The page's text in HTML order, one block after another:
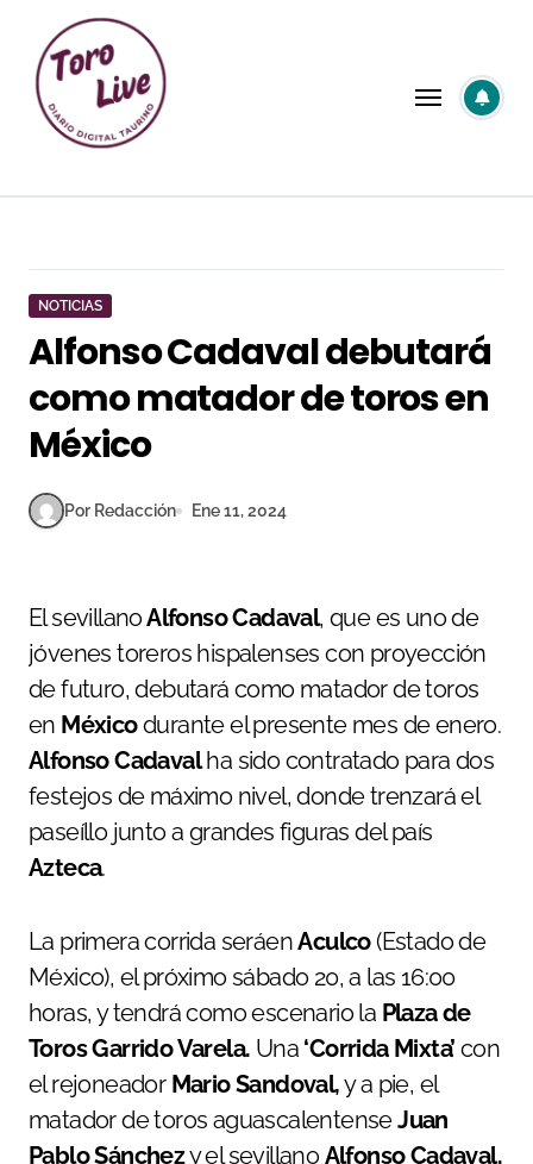
contenido
NOTICIAS
Alfonso Cadaval debutará
como matador de toros en
México
Por Redacción Ene 11, 2024
El sevillanoAlfonso Cadaval, que es uno de
jóvenes toreros hispalenses con proyección
de futuro, debutará como matador de toros
en Méxicodurante el presente mes de enero.
AlfonsoCadavalha sido contratado para dos
festejos de máximo nivel, donde trenzará el
paseíllo junto a grandes figuras del país
Azteca.
La primera corrida seráenAculco(Estado de
México), el próximo sábado 20, a las 16:00
horas, y tendrá como escenario la Plaza de
Toros Garrido Varela. Una ‘Corrida Mixta’ con
el rejoneador Mario Sandoval,y a pie, el
matador de toros aguascalentenseJuan
Pablo Sánchezy el sevillanoAlfonso Cadaval.